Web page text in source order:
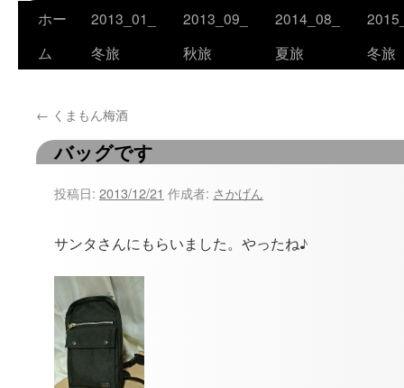
コ
ン
ツ
ホー
ム
2013_01_
冬旅
2013_09_
秋旅
2014_08_
夏旅
冬旅
← くまもん梅酒
バッグです
投稿日: 2013/12/21 作成者: さかげん
サンタさんにもらいました。やったね♪